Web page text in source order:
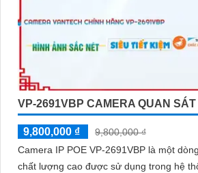
VP-2691VBP CAMERA QUAN SÁT
9,800,000 ₫
9,800,000 ₫
Camera IP POE VP-2691VBP là một
chất lượng cao được sử dụng trong hệ